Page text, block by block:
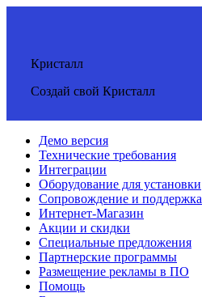
Кристалл
Создай свой Кристалл
Демо версия
Технические требования
Интеграции
Оборудование для установки
Сопровождение и поддержка
Интернет-Магазин
Акции и скидки
Специальные предложения
Партнерские программы
Размещение рекламы в ПО
Помощь